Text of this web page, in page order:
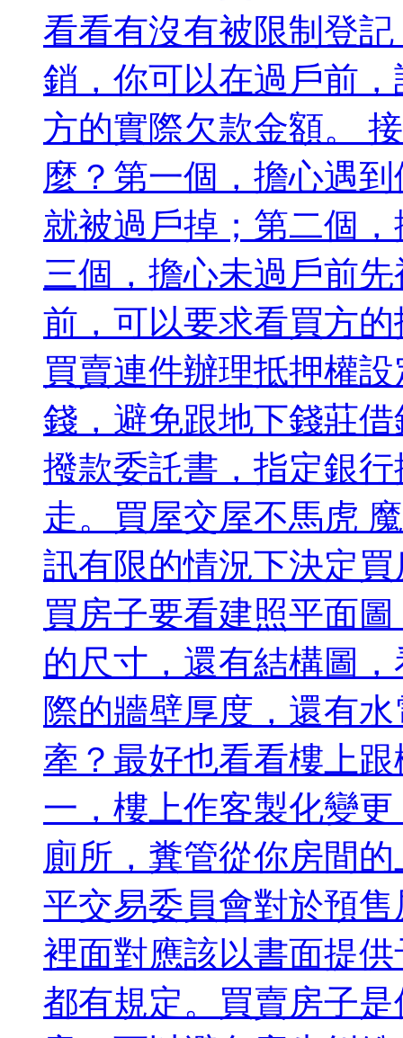
看看有沒有被限制登
銷，你可以在過戶前
方的實際欠款金額。
麼？第一個，擔心遇
就被過戶掉；第二個
三個，擔心未過戶前
前，可以要求看買方
買賣連件辦理抵押權
錢，避免跟地下錢莊
撥款委託書，指定銀
走。買屋交屋不馬虎
訊有限的情況下決定
買房子要看建照平面
的尺寸，還有結構圖
際的牆壁厚度，還有
牽？最好也看看樓上
一，樓上作客製化變
廁所，糞管從你房間
平交易委員會對於預
裡面對應該以書面提
都有規定。買賣房子